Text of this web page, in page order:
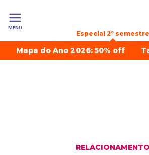
MENU
Especial 2º semestre
Mapa do Ano 2026: 50% off
RELACIONAMENTO